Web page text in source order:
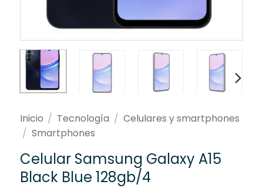
Inicio / Tecnología / Celulares y smartphones
/ Smartphones
Celular Samsung Galaxy A15
Black Blue 128gb/4